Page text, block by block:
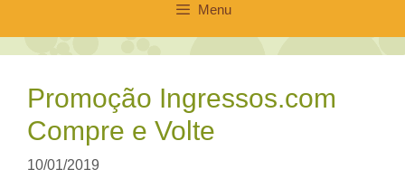
Menu
Promoção Ingressos.com
Compre e Volte
10/01/2019